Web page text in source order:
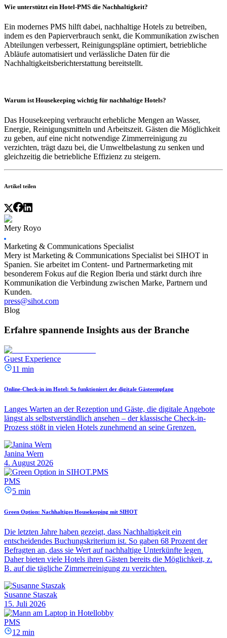
Wie unterstützt ein Hotel-PMS die Nachhaltigkeit?
Ein modernes PMS hilft dabei, nachhaltige Hotels zu betreiben,
indem es den Papierverbrauch senkt, die Kommunikation zwischen
Abteilungen verbessert, Reinigungspläne optimiert, betriebliche
Abläufe automatisiert und verlässliche Daten für die
Nachhaltigkeitsberichterstattung bereitstellt.
Warum ist Housekeeping wichtig für nachhaltige Hotels?
Das Housekeeping verbraucht erhebliche Mengen an Wasser,
Energie, Reinigungsmitteln und Arbeitszeit. Gästen die Möglichkeit
zu geben, auf eine nicht notwendige Zimmerreinigung zu
verzichten, trägt dazu bei, die Umweltbelastung zu senken und
gleichzeitig die betriebliche Effizienz zu steigern.
Artikel teilen
Mery Royo
Marketing & Communications Specialist
Mery ist Marketing & Communications Specialist bei SIHOT in
Spanien. Sie arbeitet im Content- und Partnermarketing mit
besonderem Fokus auf die Region Iberia und stärkt durch ihre
Kommunikation die Verbindung zwischen Marke, Partnern und
Kunden.
press@sihot.com
Blog
Erfahre spannende Insights aus der Branche
Guest Experience
11 min
Online-Check-in im Hotel: So funktioniert der digitale Gästeempfang
Langes Warten an der Rezeption und Gäste, die digitale Angebote
längst als selbstverständlich ansehen – der klassische Check-in-
Prozess stößt in vielen Hotels zunehmend an seine Grenzen.
Janina Wern
4. August 2026
PMS
5 min
Green Option: Nachhaltiges Housekeeping mit SIHOT
Die letzten Jahre haben gezeigt, dass Nachhaltigkeit ein
entscheidendes Buchungskriterium ist. So gaben 68 Prozent der
Befragten an, dass sie Wert auf nachhaltige Unterkünfte legen.
Daher bieten viele Hotels ihren Gästen bereits die Möglichkeit, z.
B. auf die tägliche Zimmerreinigung zu verzichten.
Susanne Staszak
15. Juli 2026
PMS
12 min